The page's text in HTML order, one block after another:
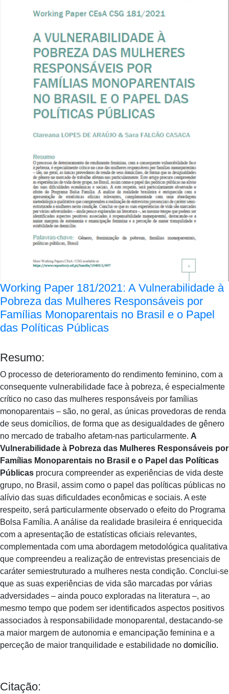
Working Paper 181/2021: A Vulnerabilidade à
Pobreza das Mulheres Responsáveis por
Famílias Monoparentais no Brasil e o Papel
das Políticas Públicas
Resumo:
O processo de deterioramento do rendimento feminino, com a
consequente vulnerabilidade face à pobreza, é especialmente
crítico no caso das mulheres responsáveis por famílias
monoparentais – são, no geral, as únicas provedoras de renda
de seus domicílios, de forma que as desigualdades de gênero
no mercado de trabalho afetam-nas particularmente. A
Vulnerabilidade à Pobreza das Mulheres Responsáveis por
Famílias Monoparentais no Brasil e o Papel das Políticas
Públicas procura compreender as experiências de vida deste
grupo, no Brasil, assim como o papel das políticas públicas no
alívio das suas dificuldades econômicas e sociais. A este
respeito, será particularmente observado o efeito do Programa
Bolsa Família. A análise da realidade brasileira é enriquecida
com a apresentação de estatísticas oficiais relevantes,
complementada com uma abordagem metodológica qualitativa
que compreendeu a realização de entrevistas presenciais de
caráter semiestruturado a mulheres nesta condição. Conclui-se
que as suas experiências de vida são marcadas por várias
adversidades – ainda pouco exploradas na literatura –, ao
mesmo tempo que podem ser identificados aspectos positivos
associados à responsabilidade monoparental, destacando-se
a maior margem de autonomia e emancipação feminina e a
perceção de maior tranquilidade e estabilidade no domicílio.
Citação: